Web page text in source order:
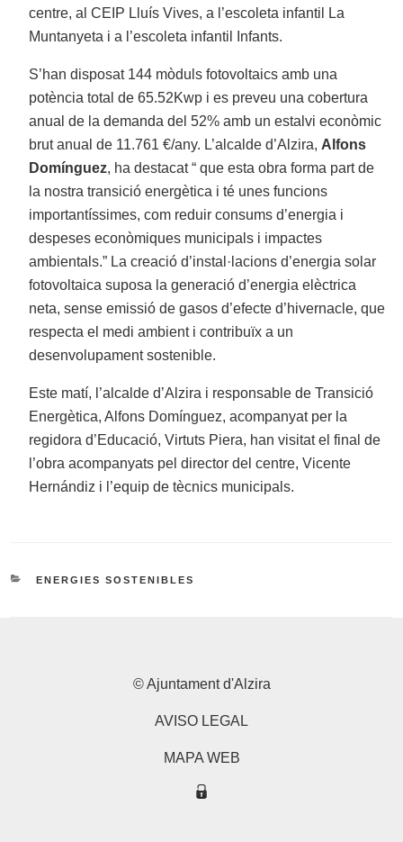
centre, al CEIP Lluís Vives, a l’escoleta infantil La
Muntanyeta i a l’escoleta infantil Infants.
S’han disposat 144 mòduls fotovoltaics amb una
potència total de 65.52Kwp i es preveu una cobertura
anual de la demanda del 52% amb un estalvi econòmic
brut anual de 11.761 €/any. L’alcalde d’Alzira, Alfons
Domínguez, ha destacat “ que esta obra forma part de
la nostra transició energètica i té unes funcions
importantíssimes, com reduir consums d’energia i
despeses econòmiques municipals i impactes
ambientals.” La creació d’instal·lacions d’energia solar
fotovoltaica suposa la generació d’energia elèctrica
neta, sense emissió de gasos d’efecte d’hivernacle, que
respecta el medi ambient i contribuïx a un
desenvolupament sostenible.
Este matí, l’alcalde d’Alzira i responsable de Transició
Energètica, Alfons Domínguez, acompanyat per la
regidora d’Educació, Virtuts Piera, han visitat el final de
l’obra acompanyats pel director del centre, Vicente
Hernándiz i l’equip de tècnics municipals.
CATEGORIES
ENERGIES SOSTENIBLES
© Ajuntament d'Alzira
AVISO LEGAL
MAPA WEB